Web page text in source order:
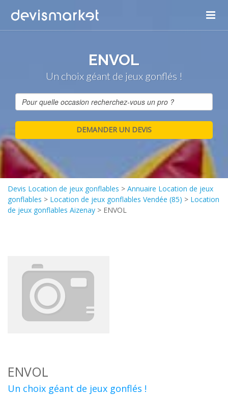
ENVOL
Un choix géant de jeux gonflés !
Devis Location de jeux gonflables > Annuaire Location de jeux
gonflables > Location de jeux gonflables Vendée (85) > Location
de jeux gonflables Aizenay > ENVOL
ENVOL
Un choix géant de jeux gonflés !